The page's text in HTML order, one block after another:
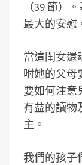
（39 節）
最大的安慰
當這閨女還
咐她的父母
要如何注意
有益的讀物
主。
我們的孩子